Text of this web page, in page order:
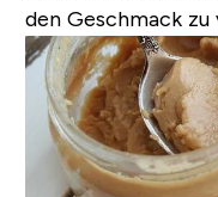
den Geschmack zu